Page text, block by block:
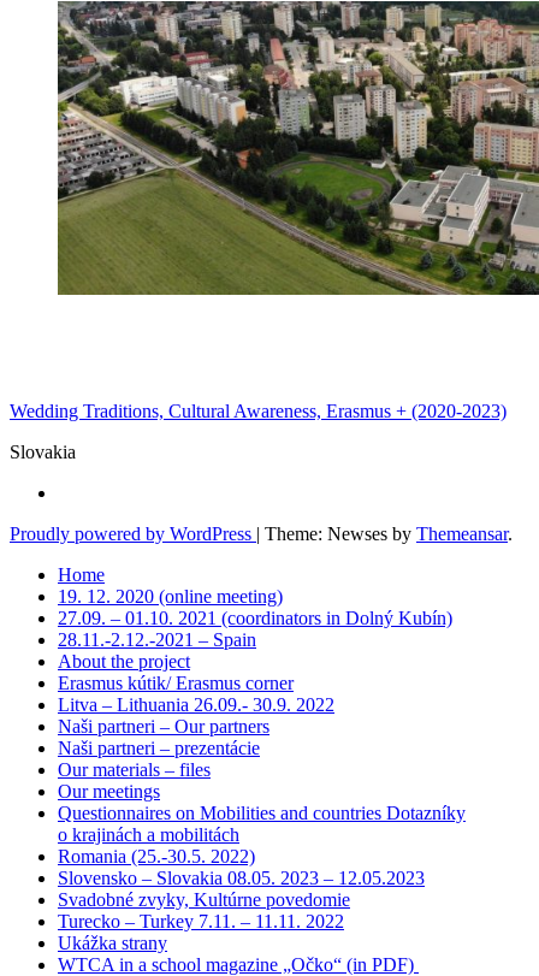
Wedding Traditions, Cultural Awareness, Erasmus + (2020-2023)
Slovakia
Proudly powered by WordPress | Theme: Newses by Themeansar.
Home
19. 12. 2020 (online meeting)
27.09. – 01.10. 2021 (coordinators in Dolný Kubín)
28.11.-2.12.-2021 – Spain
About the project
Erasmus kútik/ Erasmus corner
Litva – Lithuania 26.09.- 30.9. 2022
Naši partneri – Our partners
Naši partneri – prezentácie
Our materials – files
Our meetings
Questionnaires on Mobilities and countries Dotazníky
o krajinách a mobilitách
Romania (25.-30.5. 2022)
Slovensko – Slovakia 08.05. 2023 – 12.05.2023
Svadobné zvyky, Kultúrne povedomie
Turecko – Turkey 7.11. – 11.11. 2022
Ukážka strany
WTCA in a school magazine „Očko“ (in PDF)